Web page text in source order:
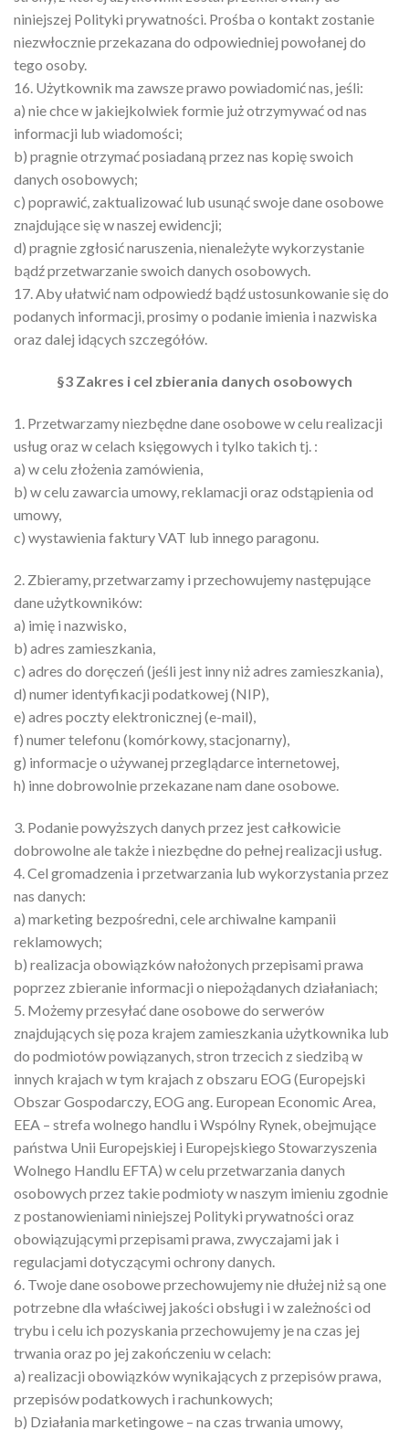
niniejszej Polityki prywatności. Prośba o kontakt zostanie
niezwłocznie przekazana do odpowiedniej powołanej do
tego osoby.
16. Użytkownik ma zawsze prawo powiadomić nas, jeśli:
a) nie chce w jakiejkolwiek formie już otrzymywać od nas
informacji lub wiadomości;
b) pragnie otrzymać posiadaną przez nas kopię swoich
danych osobowych;
c) poprawić, zaktualizować lub usunąć swoje dane osobowe
znajdujące się w naszej ewidencji;
d) pragnie zgłosić naruszenia, nienależyte wykorzystanie
bądź przetwarzanie swoich danych osobowych.
17. Aby ułatwić nam odpowiedź bądź ustosunkowanie się do
podanych informacji, prosimy o podanie imienia i nazwiska
oraz dalej idących szczegółów.
§3 Zakres i cel zbierania danych osobowych
1. Przetwarzamy niezbędne dane osobowe w celu realizacji
usług oraz w celach księgowych i tylko takich tj. :
a) w celu złożenia zamówienia,
b) w celu zawarcia umowy, reklamacji oraz odstąpienia od
umowy,
c) wystawienia faktury VAT lub innego paragonu.
2. Zbieramy, przetwarzamy i przechowujemy następujące
dane użytkowników:
a) imię i nazwisko,
b) adres zamieszkania,
c) adres do doręczeń (jeśli jest inny niż adres zamieszkania),
d) numer identyfikacji podatkowej (NIP),
e) adres poczty elektronicznej (e-mail),
f) numer telefonu (komórkowy, stacjonarny),
g) informacje o używanej przeglądarce internetowej,
h) inne dobrowolnie przekazane nam dane osobowe.
3. Podanie powyższych danych przez jest całkowicie
dobrowolne ale także i niezbędne do pełnej realizacji usług.
4. Cel gromadzenia i przetwarzania lub wykorzystania przez
nas danych:
a) marketing bezpośredni, cele archiwalne kampanii
reklamowych;
b) realizacja obowiązków nałożonych przepisami prawa
poprzez zbieranie informacji o niepożądanych działaniach;
5. Możemy przesyłać dane osobowe do serwerów
znajdujących się poza krajem zamieszkania użytkownika lub
do podmiotów powiązanych, stron trzecich z siedzibą w
innych krajach w tym krajach z obszaru EOG (Europejski
Obszar Gospodarczy, EOG ang. European Economic Area,
EEA – strefa wolnego handlu i Wspólny Rynek, obejmujące
państwa Unii Europejskiej i Europejskiego Stowarzyszenia
Wolnego Handlu EFTA) w celu przetwarzania danych
osobowych przez takie podmioty w naszym imieniu zgodnie
z postanowieniami niniejszej Polityki prywatności oraz
obowiązującymi przepisami prawa, zwyczajami jak i
regulacjami dotyczącymi ochrony danych.
6. Twoje dane osobowe przechowujemy nie dłużej niż są one
potrzebne dla właściwej jakości obsługi i w zależności od
trybu i celu ich pozyskania przechowujemy je na czas jej
trwania oraz po jej zakończeniu w celach:
a) realizacji obowiązków wynikających z przepisów prawa,
przepisów podatkowych i rachunkowych;
b) Działania marketingowe – na czas trwania umowy,